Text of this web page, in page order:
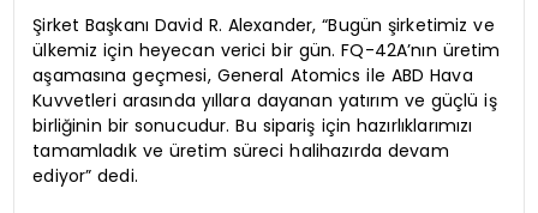
Şirket Başkanı David R. Alexander, “Bugün şirketimiz ve
ülkemiz için heyecan verici bir gün. FQ-42A’nın üretim
aşamasına geçmesi, General Atomics ile ABD Hava
Kuvvetleri arasında yıllara dayanan yatırım ve güçlü iş
birliğinin bir sonucudur. Bu sipariş için hazırlıklarımızı
tamamladık ve üretim süreci halihazırda devam
ediyor” dedi.